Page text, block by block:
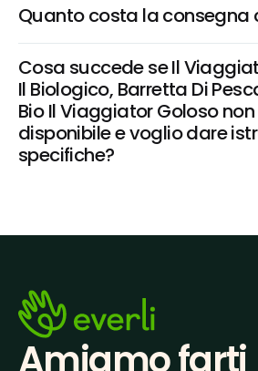
Quanto costa la consegna
Cosa succede se Il
Il Biologico, Barretta Di
Bio Il Viaggiator Goloso non
disponibile e voglio dare
specifiche?
Amiamo farti